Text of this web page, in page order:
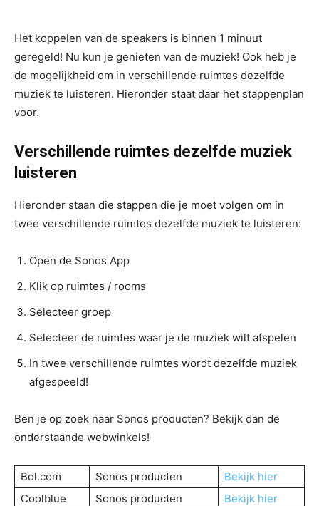
Het koppelen van de speakers is binnen 1 minuut
geregeld! Nu kun je genieten van de muziek! Ook heb je
de mogelijkheid om in verschillende ruimtes dezelfde
muziek te luisteren. Hieronder staat daar het stappenplan
voor.
Verschillende ruimtes dezelfde muziek
luisteren
Hieronder staan die stappen die je moet volgen om in
twee verschillende ruimtes dezelfde muziek te luisteren:
Open de Sonos App
Klik op ruimtes / rooms
Selecteer groep
Selecteer de ruimtes waar je de muziek wilt afspelen
In twee verschillende ruimtes wordt dezelfde muziek
afgespeeld!
Ben je op zoek naar Sonos producten? Bekijk dan de
onderstaande webwinkels!
Bol.com Sonos producten
Bekijk hier
Coolblue
Sonos producten Bekijk hier